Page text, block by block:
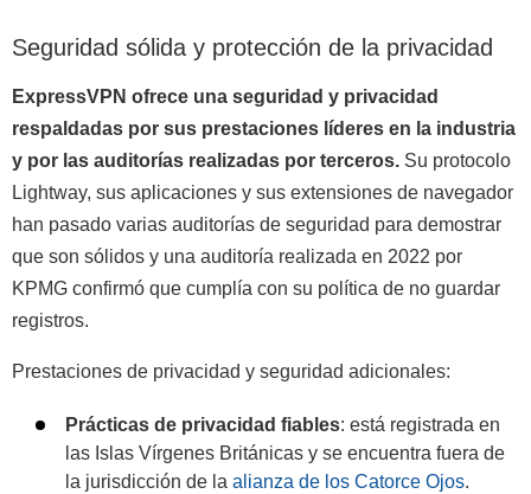
Seguridad sólida y protección de la privacidad
ExpressVPN ofrece una seguridad y privacidad
respaldadas por sus prestaciones líderes en la industria
y por las auditorías realizadas por terceros. Su protocolo
Lightway, sus aplicaciones y sus extensiones de navegador
han pasado varias auditorías de seguridad para demostrar
que son sólidos y una auditoría realizada en 2022 por
KPMG confirmó que cumplía con su política de no guardar
registros.
Prestaciones de privacidad y seguridad adicionales:
Prácticas de privacidad fiables: está registrada en
las Islas Vírgenes Británicas y se encuentra fuera de
la jurisdicción de la alianza de los Catorce Ojos.